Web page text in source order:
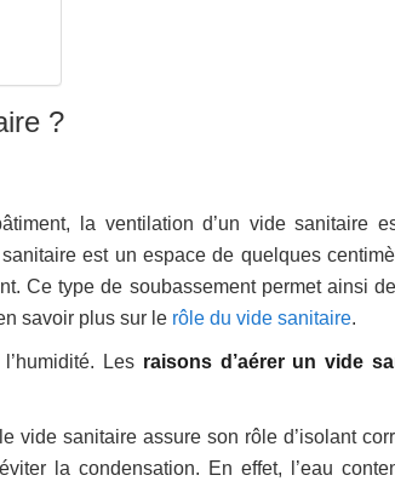
?
la ventilation d’un vide sanitaire
est un espace de quelques
Ce type de soubassement permet ainsi
savoir plus sur le rôle du vide sanitaire.
Les raisons d’aérer un vide
vide sanitaire assure son rôle d’isolant
la condensation. En effet, l’eau